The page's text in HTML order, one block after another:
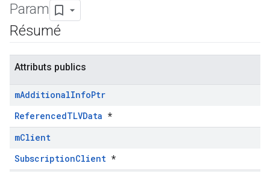
Param
Résumé
Attributs publics
mAdditionalInfoPtr
ReferencedTLVData *
mClient
SubscriptionClient *